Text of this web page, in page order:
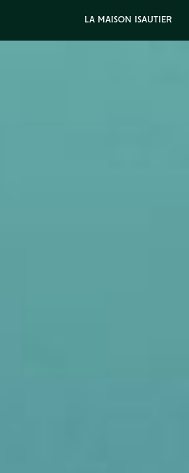
LA MAISON ISAUTIER